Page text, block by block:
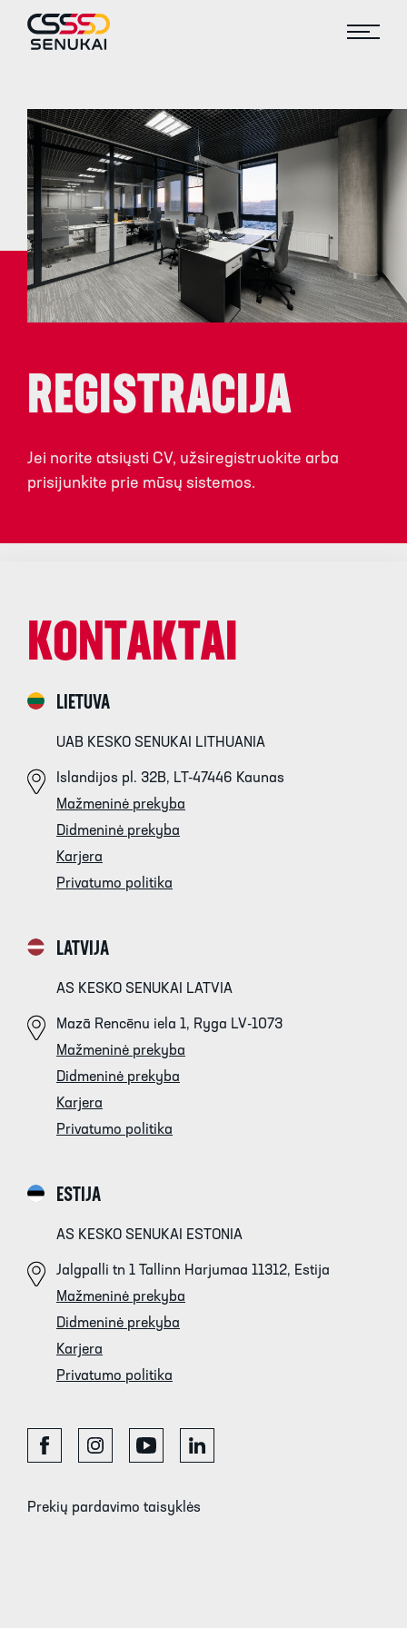
REGISTRACIJA
Jei norite atsiųsti CV, užsiregistruokite arba
prisijunkite prie mūsų sistemos.
KONTAKTAI
LIETUVA
UAB KESKO SENUKAI LITHUANIA
Islandijos pl. 32B, LT-47446 Kaunas
Mažmeninė prekyba
Didmeninė prekyba
Karjera
Privatumo politika
LATVIJA
AS KESKO SENUKAI LATVIA
Mazā Rencēnu iela 1, Ryga LV-1073
Mažmeninė prekyba
Didmeninė prekyba
Karjera
Privatumo politika
ESTIJA
AS KESKO SENUKAI ESTONIA
Jalgpalli tn 1 Tallinn Harjumaa 11312, Estija
Mažmeninė prekyba
Didmeninė prekyba
Karjera
Privatumo politika
Prekių pardavimo taisyklės